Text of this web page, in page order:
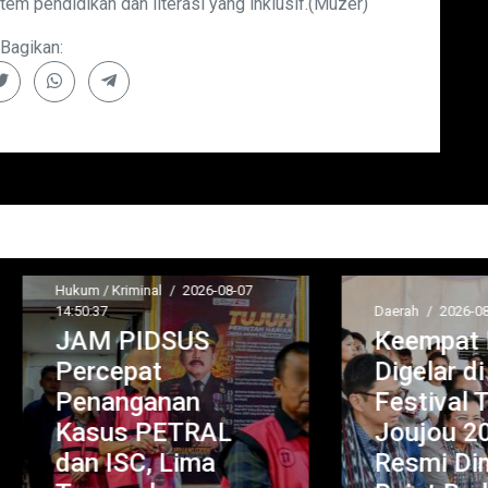
Bagikan:
/ Kriminal / 2026-08-07
PIDSUS
PETRAL
ISC, Lima
Daerah 2026-08-07 14:45:35
Keempat
Digelar di
Festival Tao
Joujou 2026
Resmi Dimulai,